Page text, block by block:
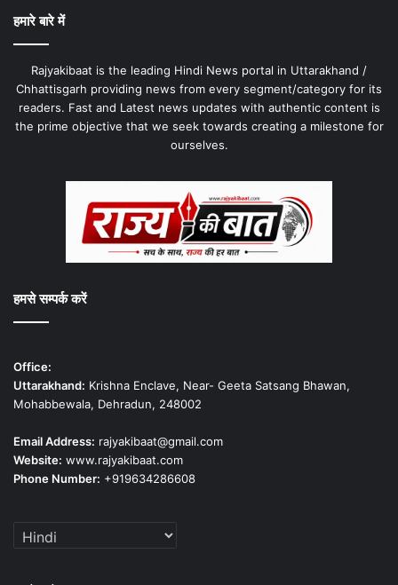
हमारे बारे में
Rajyakibaat is the leading Hindi News portal in Uttarakhand /
Chhattisgarh providing news from every segment/category for its
readers. Fast and Latest news updates with authentic content is
the prime objective that we seek towards creating a milestone for
ourselves.
हमसे सम्पर्क करें
Office:
Uttarakhand: Krishna Enclave, Near- Geeta Satsang Bhawan,
Mohabbewala, Dehradun, 248002
Email Address: rajyakibaat@gmail.com
Website: www.rajyakibaat.com
Phone Number: +919634286608